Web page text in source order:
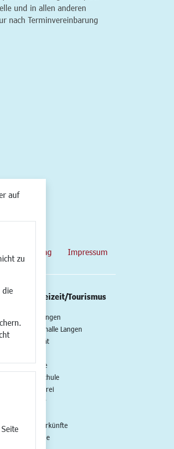
auf
zu
die
und in allen anderen
nach Terminvereinbarung
Impressum
Kultur/Freizeit/Tourismus
Veranstaltungen
Neue Stadthalle Langen
Stadtporträt
Musikschule
Volkshochschule
Stadtbücherei
Stadtarchiv
Hotels/Unterkünfte
Gastronomie